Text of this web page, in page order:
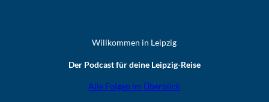
Willkommen in Leipzig
Der Podcast für deine Leipzig-Reise
Alle Folgen im Überblick